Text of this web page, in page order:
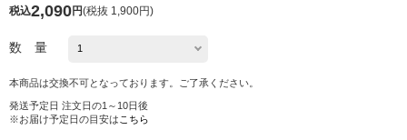
税込2,090円(税抜 1,900円)
数 量
本商品は交換不可となっております。ご了承ください。
発送予定日 注文日の1～10日後
※お届け予定日の目安は こちら